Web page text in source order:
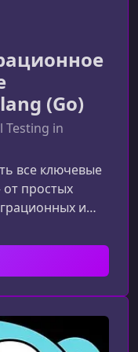
(Go)
in
все ключевые
простых
и
смогли
в
в этом
уровни
как